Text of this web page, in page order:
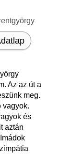
Az az út a
meg.
vagyok.
és
aztán